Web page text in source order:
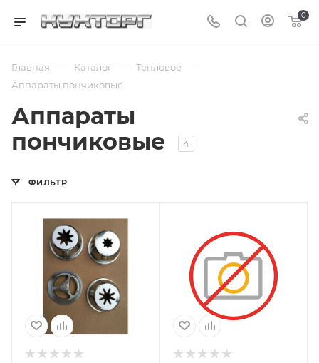
0
Главная — Каталог — Тепловое —
Аппараты пончиковые
Аппараты
пончиковые
4
ФИЛЬТР